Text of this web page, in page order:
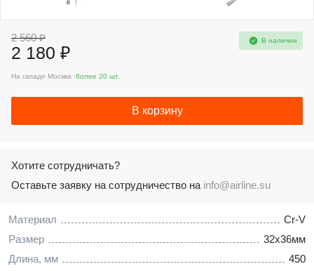
Материал
Cr-V
Размер
32x36мм
Длина, мм
450
2 560 ₽
2 180 ₽
В наличии
На складе Москва :более 20 шт.
В корзину
Хотите сотрудничать?
Оставьте заявку на сотрудничество на info@airline.su